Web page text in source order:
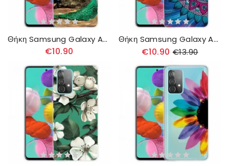
Θήκη Samsung Galaxy A32 4G Ζώα Σαφάρι
€10.90
Θήκη Samsung Galaxy A32 4G Πολύχρωμη Μάνταλα
€10.90 €13.90